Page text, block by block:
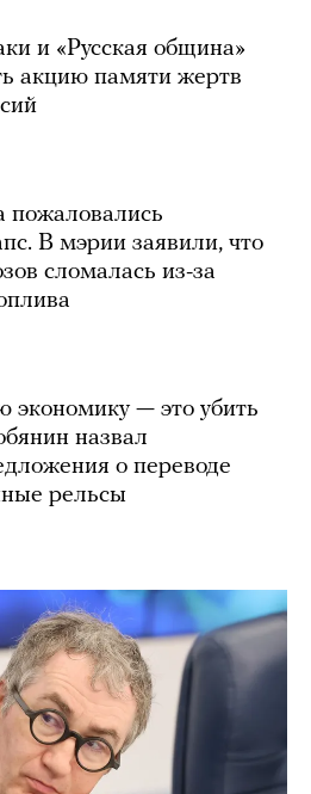
и «Русская община»
акцию памяти жертв
В мэрии заявили, что
сломалась из-за
экономику — это убить
назвал
о переводе
рельсы